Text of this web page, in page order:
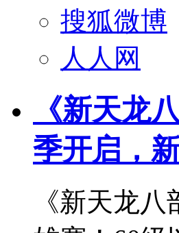
搜狐微博
人人网
《新天龙
季开启，
《新天龙